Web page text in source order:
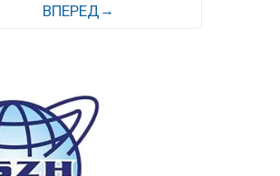
ВПЕРЕД